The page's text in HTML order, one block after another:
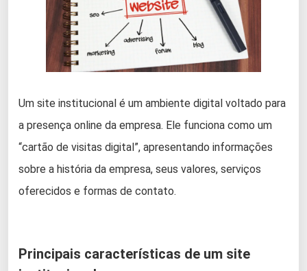
Um site institucional é um ambiente digital voltado para
a presença online da empresa. Ele funciona como um
“cartão de visitas digital”, apresentando informações
sobre a história da empresa, seus valores, serviços
oferecidos e formas de contato.
Principais características de um site